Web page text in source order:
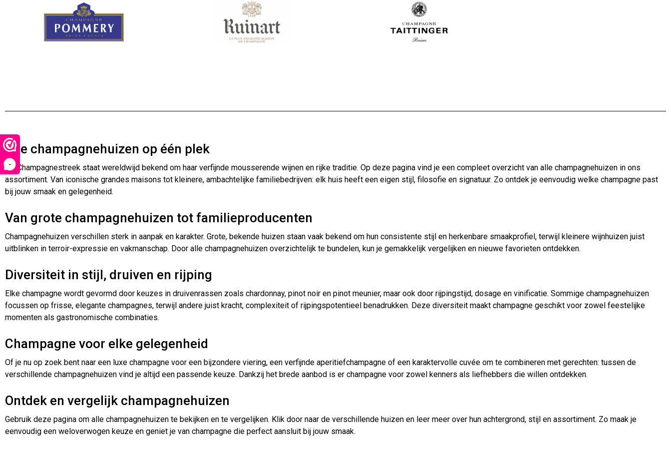
-
Alle champagnehuizen op één plek
De Champagnestreek staat wereldwijd bekend om haar verfijnde mousserende wijnen en rijke traditie. Op deze pagina vind je een compleet overzicht van alle champagnehuizen in ons
assortiment. Van iconische grandes maisons tot kleinere, ambachtelijke familiebedrijven: elk huis heeft een eigen stijl, filosofie en signatuur. Zo ontdek je eenvoudig welke champagne past
bij jouw smaak en gelegenheid.
Van grote champagnehuizen tot familieproducenten
Champagnehuizen verschillen sterk in aanpak en karakter. Grote, bekende huizen staan vaak bekend om hun consistente stijl en herkenbare smaakprofiel, terwijl kleinere wijnhuizen juist
uitblinken in terroir-expressie en vakmanschap. Door alle champagnehuizen overzichtelijk te bundelen, kun je gemakkelijk vergelijken en nieuwe favorieten ontdekken.
Diversiteit in stijl, druiven en rijping
Elke champagne wordt gevormd door keuzes in druivenrassen zoals chardonnay, pinot noir en pinot meunier, maar ook door rijpingstijd, dosage en vinificatie. Sommige champagnehuizen
focussen op frisse, elegante champagnes, terwijl andere juist kracht, complexiteit of rijpingspotentieel benadrukken. Deze diversiteit maakt champagne geschikt voor zowel feestelijke
momenten als gastronomische combinaties.
Champagne voor elke gelegenheid
Of je nu op zoek bent naar een luxe champagne voor een bijzondere viering, een verfijnde aperitiefchampagne of een karaktervolle cuvée om te combineren met gerechten: tussen de
verschillende champagnehuizen vind je altijd een passende keuze. Dankzij het brede aanbod is er champagne voor zowel kenners als liefhebbers die willen ontdekken.
Ontdek en vergelijk champagnehuizen
Gebruik deze pagina om alle champagnehuizen te bekijken en te vergelijken. Klik door naar de verschillende huizen en leer meer over hun achtergrond, stijl en assortiment. Zo maak je
eenvoudig een weloverwogen keuze en geniet je van champagne die perfect aansluit bij jouw smaak.